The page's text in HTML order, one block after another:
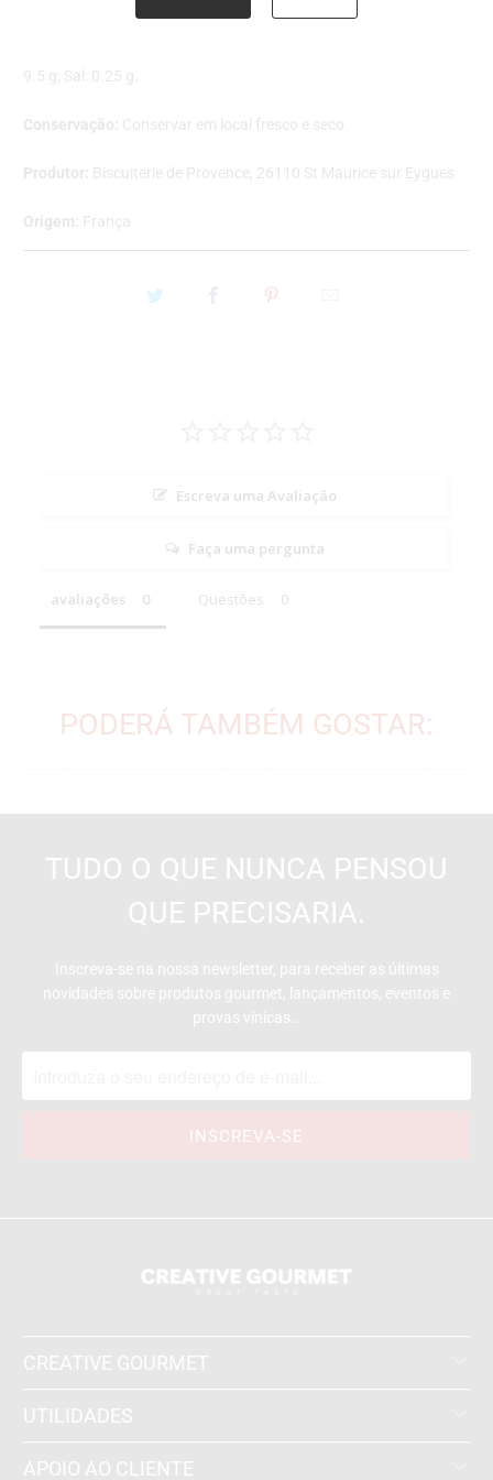
9.5 g; Sal: 0.25 g.
Conservação: Conservar em local fresco e seco.
Produtor: Biscuiterie de Provence, 26110 St Maurice sur Eygues
Origem: França
Escreva uma Avaliação
Faça uma pergunta
avaliações Questões
PODERÁ TAMBÉM GOSTAR:
TUDO O QUE NUNCA PENSOU
QUE PRECISARIA.
Inscreva-se na nossa newsletter, para receber as últimas
novidades sobre produtos gourmet, lançamentos, eventos e
provas vínicas…
CREATIVE GOURMET
UTILIDADES
APOIO AO CLIENTE